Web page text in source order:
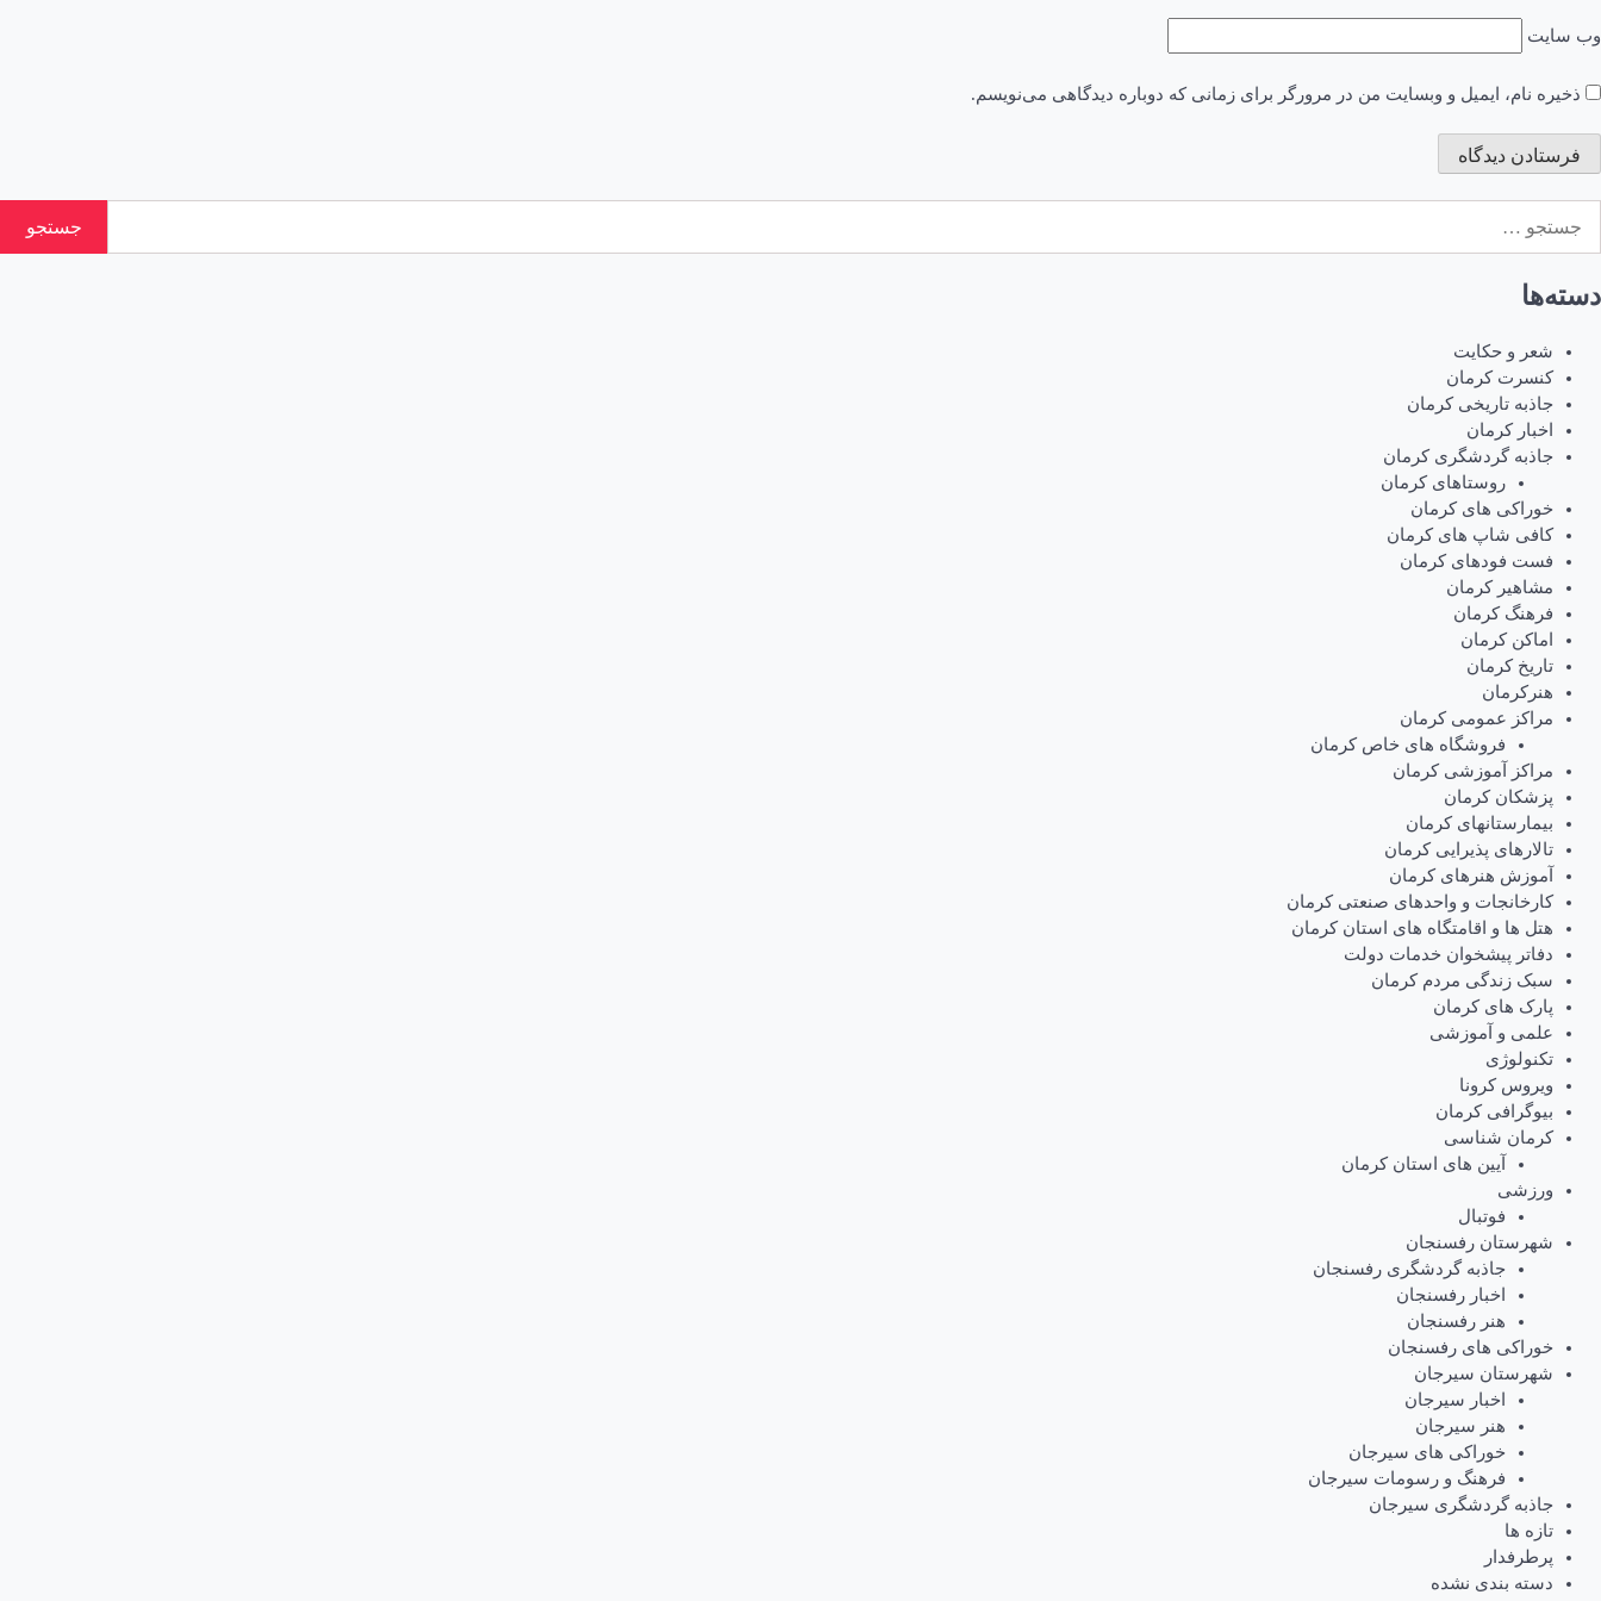
وب‌ سایت
ذخیره نام، ایمیل و وبسایت من در مرورگر برای زمانی که دوباره دیدگاهی می‌نویسم.
برای:
دسته‌ها
شعر و حکایت
کنسرت کرمان
جاذبه تاریخی کرمان
اخبار کرمان
جاذبه گردشگری کرمان
روستاهای کرمان
خوراکی های کرمان
کافی شاپ های کرمان
فست فودهای کرمان
مشاهیر کرمان
فرهنگ کرمان
اماکن کرمان
تاریخ کرمان
هنرکرمان
مراکز عمومی کرمان
فروشگاه های خاص کرمان
مراکز آموزشی کرمان
پزشکان کرمان
بیمارستانهای کرمان
تالارهای پذیرایی کرمان
آموزش هنرهای کرمان
کارخانجات و واحدهای صنعتی کرمان
هتل ها و اقامتگاه های استان کرمان
دفاتر پیشخوان خدمات دولت
سبک زندگی مردم کرمان
پارک های کرمان
علمی و آموزشی
تکنولوژی
ویروس کرونا
بیوگرافی کرمان
کرمان شناسی
آیین های استان کرمان
ورزشی
فوتبال
شهرستان رفسنجان
جاذبه گردشگری رفسنجان
اخبار رفسنجان
هنر رفسنجان
خوراکی های رفسنجان
شهرستان سیرجان
اخبار سیرجان
هنر سیرجان
خوراکی های سیرجان
فرهنگ و رسومات سیرجان
جاذبه گردشگری سیرجان
تازه ها
پرطرفدار
دسته بندی نشده